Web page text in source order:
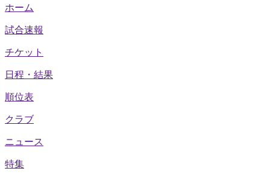
ホーム
試合速報
チケット
日程・結果
順位表
クラブ
ニュース
特集